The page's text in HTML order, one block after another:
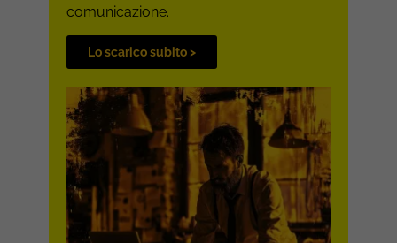
comunicazione.
Lo scarico subito >